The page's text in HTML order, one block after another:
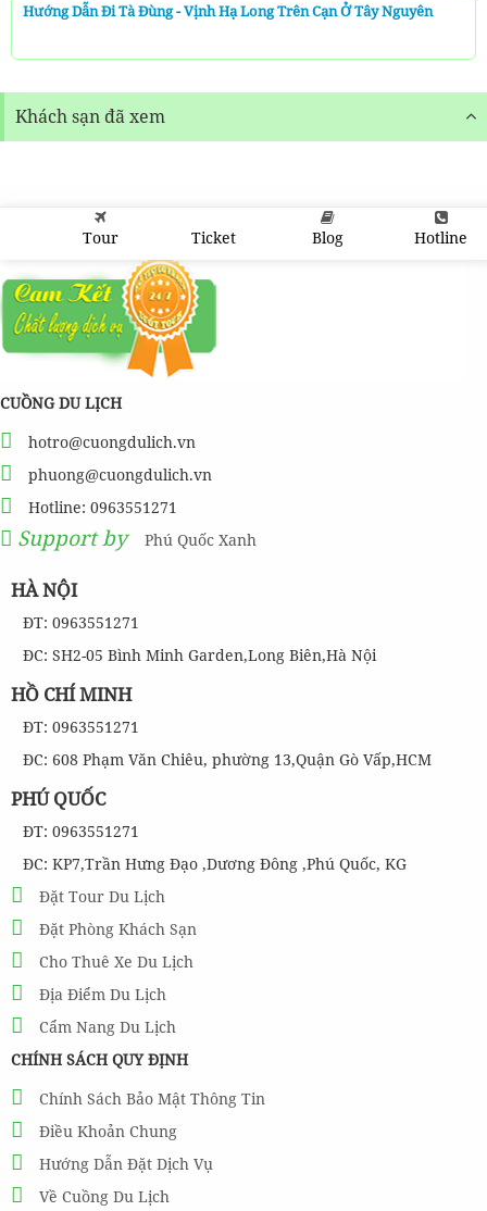
Hướng Dẫn Đi Tà Đùng - Vịnh Hạ Long Trên Cạn Ở Tây Nguyên
Khách sạn đã xem
Tour Ticket Blog Hotline
CUỒNG DU LỊCH
hotro@cuongdulich.vn
phuong@cuongdulich.vn
Hotline: 0963551271
Support by Phú Quốc Xanh
HÀ NỘI
ĐT: 0963551271
ĐC: SH2-05 Bình Minh Garden,Long Biên,Hà Nội
HỒ CHÍ MINH
ĐT: 0963551271
ĐC: 608 Phạm Văn Chiêu, phường 13,Quận Gò Vấp,HCM
PHÚ QUỐC
ĐT: 0963551271
ĐC: KP7,Trần Hưng Đạo ,Dương Đông ,Phú Quốc, KG
Đặt Tour Du Lịch
Đặt Phòng Khách Sạn
Cho Thuê Xe Du Lịch
Địa Điểm Du Lịch
Cẩm Nang Du Lịch
CHÍNH SÁCH QUY ĐỊNH
Chính Sách Bảo Mật Thông Tin
Điều Khoản Chung
Hướng Dẫn Đặt Dịch Vụ
Về Cuồng Du Lịch